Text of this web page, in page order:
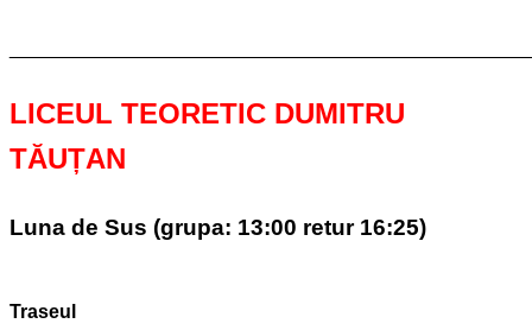
LICEUL TEORETIC DUMITRU
TĂUȚAN
Luna de Sus (grupa: 13:00 retur 16:25)
Traseul